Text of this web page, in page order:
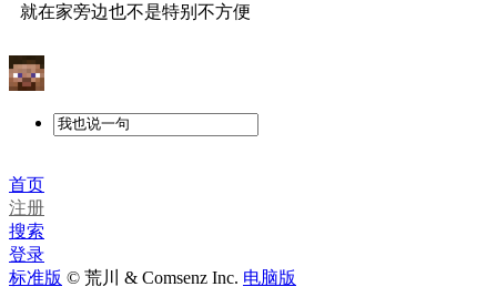
就在家旁边也不是特别不方便
首页
注册
搜索
登录
标准版 © 荒川 & Comsenz Inc. 电脑版